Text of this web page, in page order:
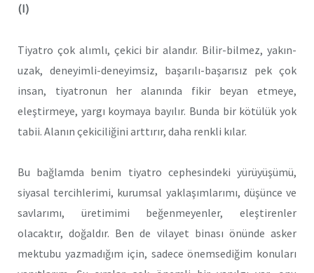
(I)
Tiyatro çok alımlı, çekici bir alandır. Bilir-bilmez, yakın-
uzak, deneyimli-deneyimsiz, başarılı-başarısız pek çok
insan, tiyatronun her alanında fikir beyan etmeye,
eleştirmeye, yargı koymaya bayılır. Bunda bir kötülük yok
tabii. Alanın çekiciliğini arttırır, daha renkli kılar.
Bu bağlamda benim tiyatro cephesindeki yürüyüşümü,
siyasal tercihlerimi, kurumsal yaklaşımlarımı, düşünce ve
savlarımı, üretimimi beğenmeyenler, eleştirenler
olacaktır, doğaldır. Ben de vilayet binası önünde asker
mektubu yazmadığım için, sadece önemsediğim konuları